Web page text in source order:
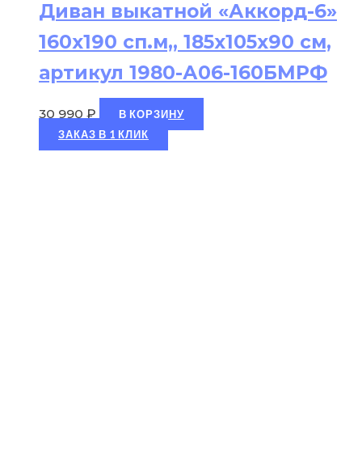
Диван выкатной «Аккорд-6»
160х190 сп.м,, 185х105х90 см,
артикул 1980-А06-160БМРФ
30 990 ₽
В КОРЗИНУ
ЗАКАЗ В 1 КЛИК